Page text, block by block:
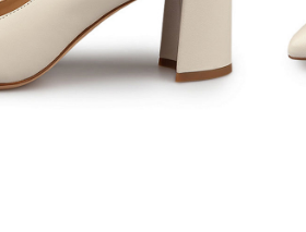
Полуботинки
Ботильоны